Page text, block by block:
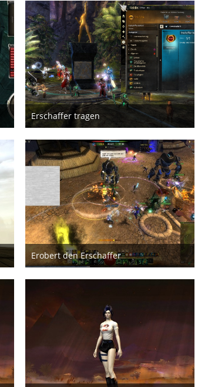
Erschaffer tragen
27. Juli 2019
Erobert den Erschaffer
1. Februar 2019